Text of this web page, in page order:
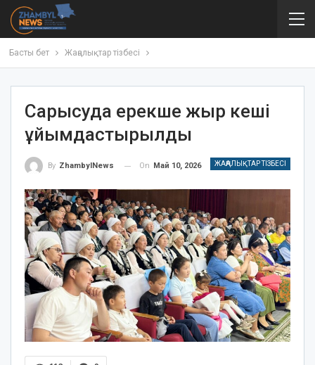
Басты бет Жаңалықтар тізбесі
Сарысуда ерекше жыр кеші
ұйымдастырылды
ЖАҢАЛЫҚТАР ТІЗБЕСІ
By ZhambylNews On Май 10, 2026